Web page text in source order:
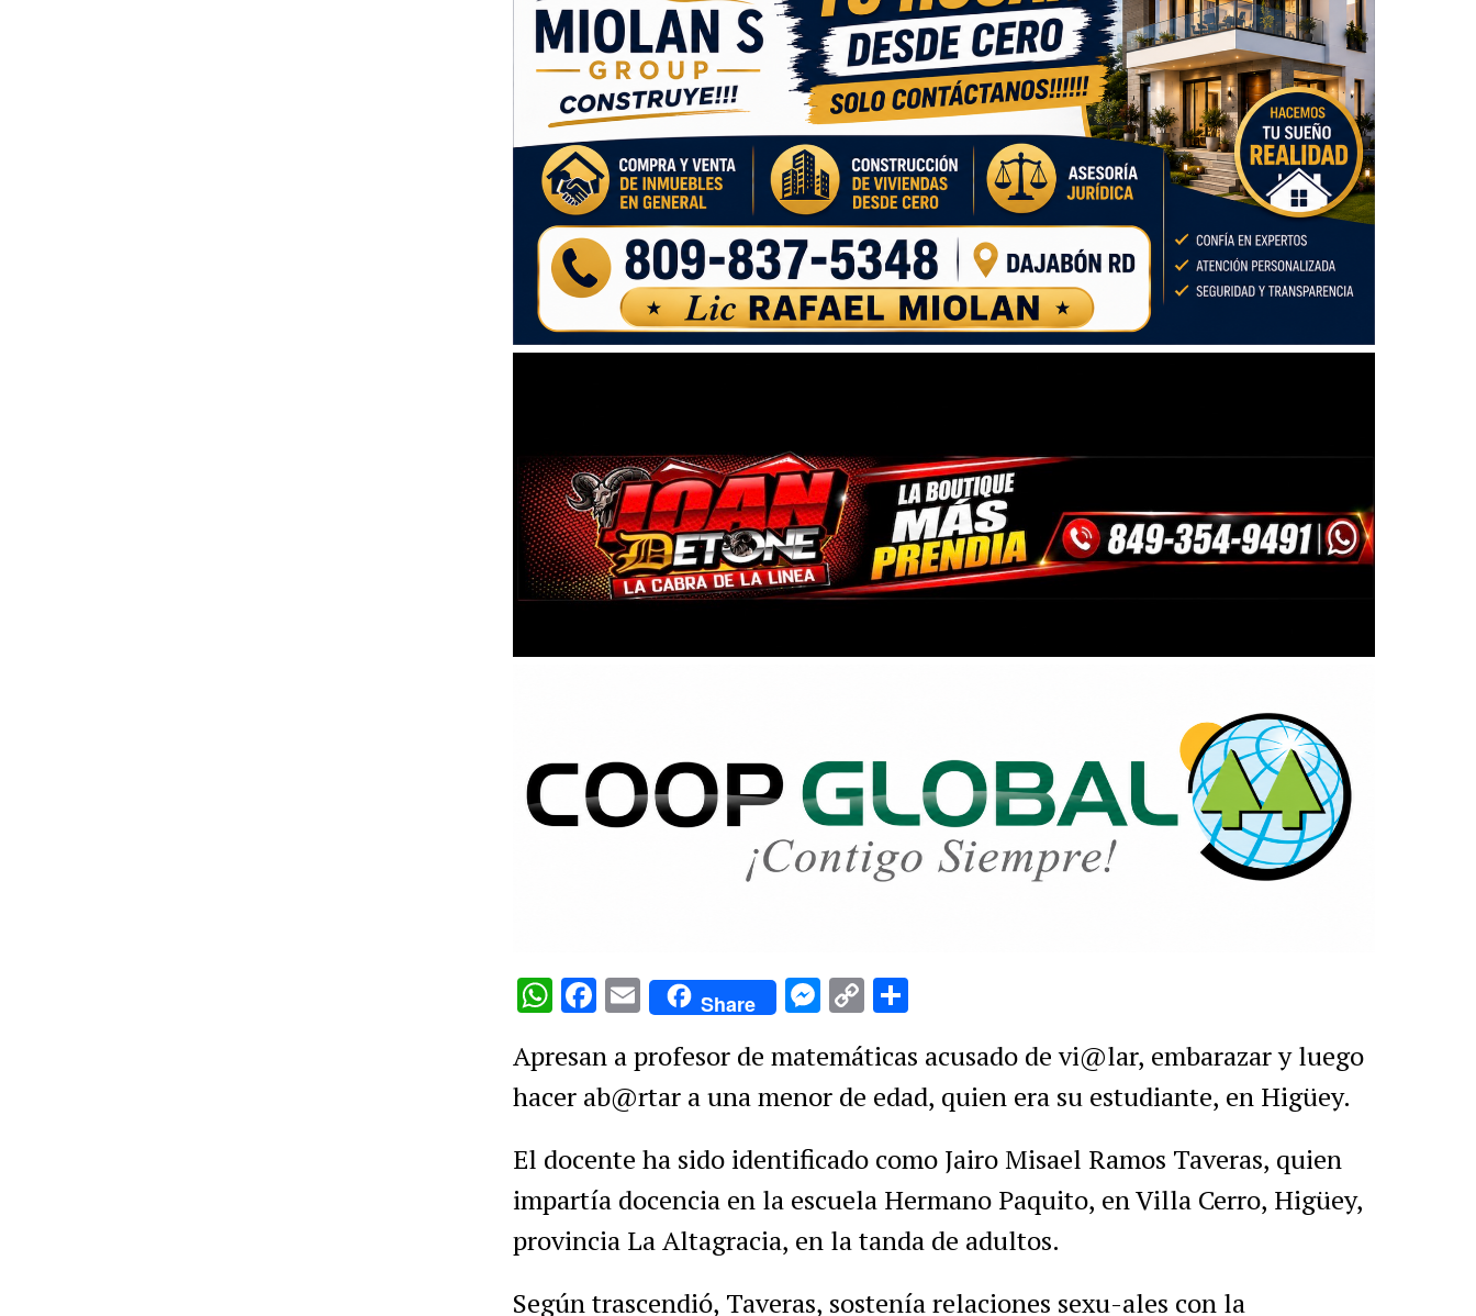
WhatsApp
Facebook
EmailShare Messenger
Copy
Apresan a profesor de matemáticas acusado de vi@lar, embarazar y luego
hacer ab@rtar a una menor de edad, quien era su estudiante, en Higüey.
El docente ha sido identificado como Jairo Misael Ramos Taveras, quien
impartía docencia en la escuela Hermano Paquito, en Villa Cerro, Higüey,
provincia La Altagracia, en la tanda de adultos.
Según trascendió, Taveras, sostenía relaciones sexu-ales con la